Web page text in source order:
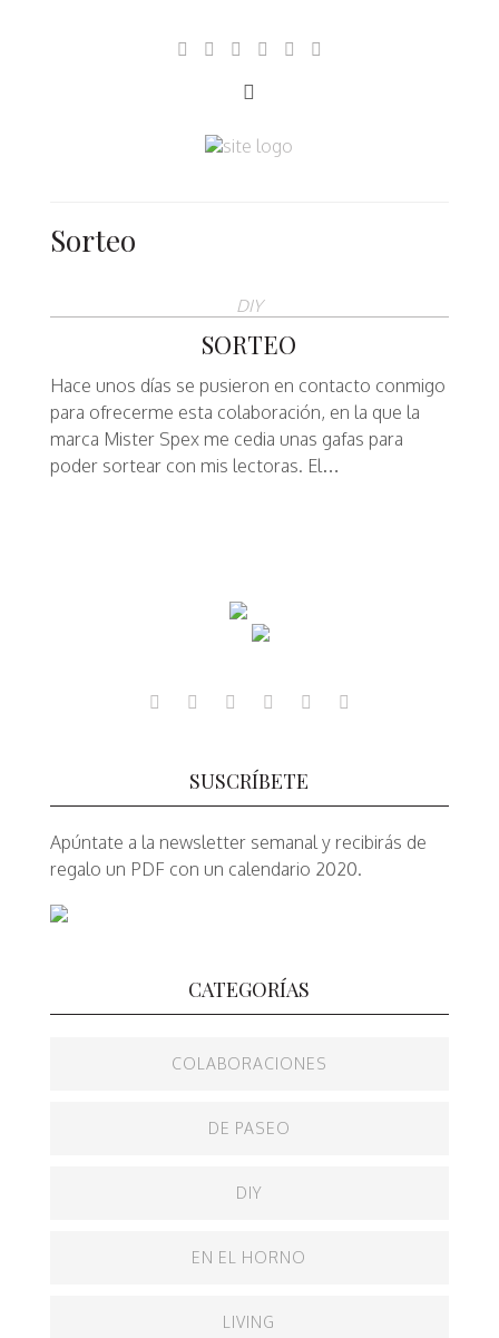
Sorteo
DIY
SORTEO
Hace unos días se pusieron en contacto conmigo
para ofrecerme esta colaboración, en la que la
marca Mister Spex me cedia unas gafas para
poder sortear con mis lectoras. El…
SUSCRÍBETE
Apúntate a la newsletter semanal y recibirás de
regalo un PDF con un calendario 2020.
CATEGORÍAS
COLABORACIONES
DE PASEO
DIY
EN EL HORNO
LIVING